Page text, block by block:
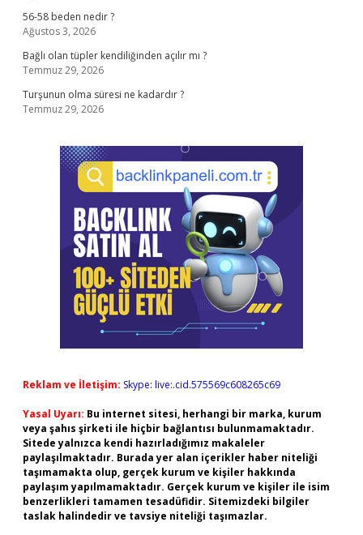
56-58 beden nedir ?
Ağustos 3, 2026
Bağlı olan tüpler kendiliğinden açılır mı ?
Temmuz 29, 2026
Turşunun olma süresi ne kadardır ?
Temmuz 29, 2026
Reklam ve İletişim: Skype: live:.cid.575569c608265c69
Yasal Uyarı: Bu internet sitesi, herhangi bir marka, kurum
veya şahıs şirketi ile hiçbir bağlantısı bulunmamaktadır.
Sitede yalnızca kendi hazırladığımız makaleler
paylaşılmaktadır. Burada yer alan içerikler haber niteliği
taşımamakta olup, gerçek kurum ve kişiler hakkında
paylaşım yapılmamaktadır. Gerçek kurum ve kişiler ile isim
benzerlikleri tamamen tesadüfidir. Sitemizdeki bilgiler
taslak halindedir ve tavsiye niteliği taşımazlar.